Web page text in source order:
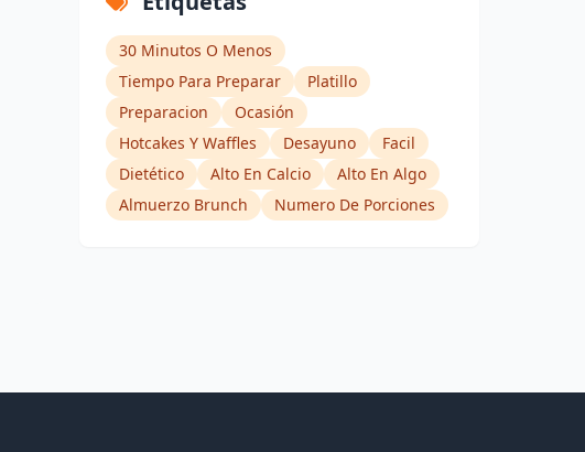
30 Minutos O Menos
Tiempo Para Preparar
Platillo
Preparacion
Ocasión
Hotcakes Y Waffles
Desayuno
Facil
Dietético
Alto En Calcio
Alto En Algo
Almuerzo Brunch
Numero De Porciones